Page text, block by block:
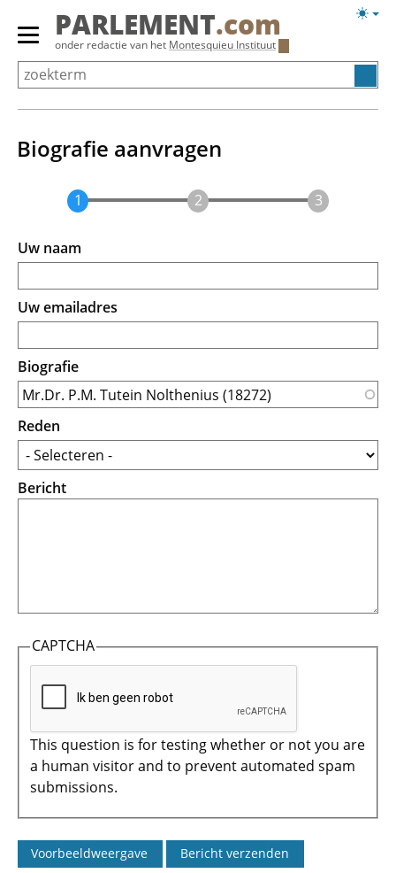
Overslaan
Primair
menu
tonen/verbergen
PARLEMENT.com
onder redactie van het Montesquieu Instituut
Biografie aanvragen
Uw naam
Uw emailadres
Biografie
Reden
Bericht
CAPTCHA
This question is for testing whether or not you are
a human visitor and to prevent automated spam
submissions.